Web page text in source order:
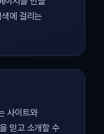
에 걸리는
사이트와
믿고 소개할 수